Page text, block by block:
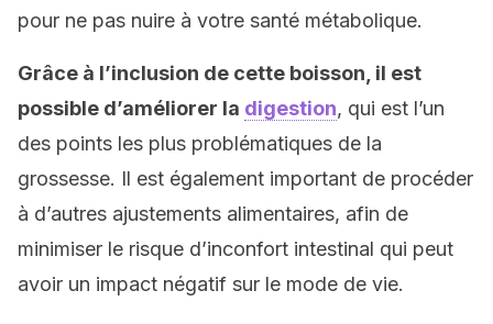
pour ne pas nuire à votre santé métabolique.
Grâce à l’inclusion de cette boisson, il est
possible d’améliorer la digestion, qui est l’un
des points les plus problématiques de la
grossesse. Il est également important de procéder
à d’autres ajustements alimentaires, afin de
minimiser le risque d’inconfort intestinal qui peut
avoir un impact négatif sur le mode de vie.